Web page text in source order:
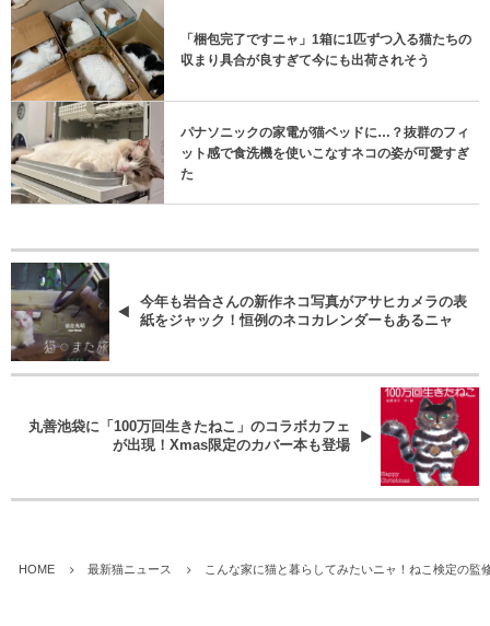
「梱包完了ですニャ」1箱に1匹ずつ入る猫たちの
収まり具合が良すぎて今にも出荷されそう
パナソニックの家電が猫ベッドに…？抜群のフィ
ット感で食洗機を使いこなすネコの姿が可愛すぎ
た
今年も岩合さんの新作ネコ写真がアサヒカメラの表
紙をジャック！恒例のネコカレンダーもあるニャ
丸善池袋に「100万回生きたねこ」のコラボカフェ
が出現！Xmas限定のカバー本も登場
HOME 最新猫ニュース こんな家に猫と暮らしてみたいニャ！ねこ検定の監